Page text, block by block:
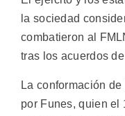
la sociedad
combatieron al
tras los acuerdos
La conformación
por Funes, quien el